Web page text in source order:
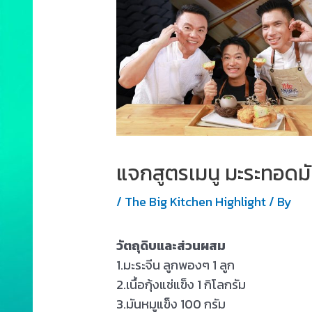
แจกสูตรเมนู มะระทอด
/ The Big Kitchen Highlight/ By
วัตถุดิบและส่วนผสม
1.มะระจีน ลูกพองๆ 1 ลูก
2.เนื้อกุ้งแช่แข็ง 1 กิโลกรัม
3.มันหมูแข็ง 100 กรัม